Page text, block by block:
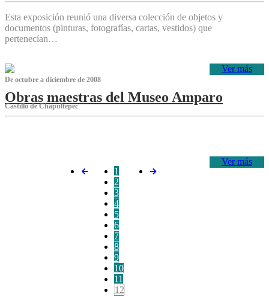
Esta exposición reunió una diversa colección de objetos y
documentos (pinturas, fotografías, cartas, vestidos) que
pertenecían…
Ver más
De octubre a diciembre de 2008
Obras maestras del Museo Amparo
Castillo de Chapultepec
Ver más
1
2
3
4
5
6
7
8
9
10
11
12